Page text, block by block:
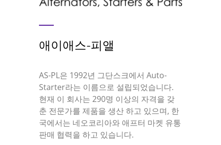
애이애스-피앨
AS-PL은 1992년 그단스크에서 Auto-
Starter라는 이름으로 설립되었습니다.
현재 이 회사는 290명 이상의 자격을 갖
춘 전문가를 제품을 생산 하고 있으며, 한
국에서는 네오코리아와 애프터 마켓 유통
판매 협력을 하고 있습니다.